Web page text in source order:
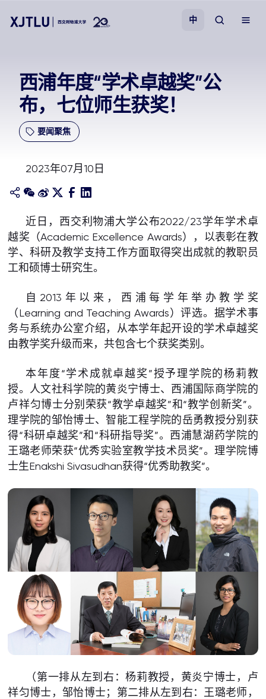
招生
科研
学院
关于我们
中
西浦年度“学术卓越奖”公
布，七位师生获奖！
要闻聚焦
2023年07月10日
近日，西交利物浦大学公布2022/23学年学术卓
越奖（Academic Excellence Awards），以表彰在教
学、科研及教学支持工作方面取得突出成就的教职员
工和硕博士研究生。
自2013年以来，西浦每学年举办教学奖
（Learning and Teaching Awards）评选。据学术事
务与系统办公室介绍，从本学年起开设的学术卓越奖
由教学奖升级而来，共包含七个获奖类别。
本年度“学术成就卓越奖”授予理学院的杨莉教
授。人文社科学院的黄炎宁博士、西浦国际商学院的
卢祥匀博士分别荣获“教学卓越奖”和“教学创新奖”。
理学院的邹怡博士、智能工程学院的岳勇教授分别获
得“科研卓越奖”和“科研指导奖”。西浦慧湖药学院的
王璐老师荣获“优秀实验室教学技术员奖”。理学院博
士生Enakshi Sivasudhan获得“优秀助教奖”。
（第一排从左到右：杨莉教授，黄炎宁博士，卢
祥匀博士，邹怡博士；第二排从左到右：王璐老师，